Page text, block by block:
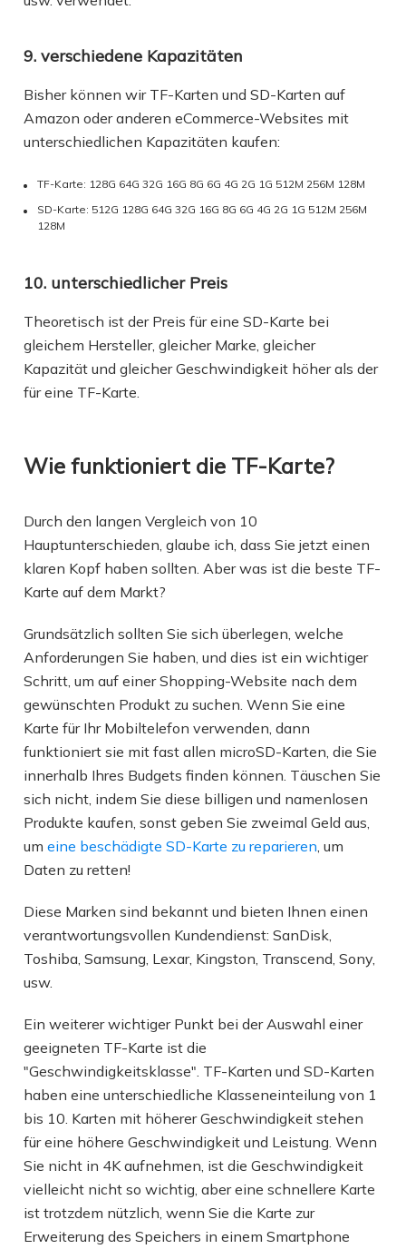
9. verschiedene Kapazitäten
Bisher können wir TF-Karten und SD-Karten auf
Amazon oder anderen eCommerce-Websites mit
unterschiedlichen Kapazitäten kaufen:
TF-Karte: 128G 64G 32G 16G 8G 6G 4G 2G 1G 512M 256M 128M
SD-Karte: 512G 128G 64G 32G 16G 8G 6G 4G 2G 1G 512M 256M
128M
10. unterschiedlicher Preis
Theoretisch ist der Preis für eine SD-Karte bei
gleichem Hersteller, gleicher Marke, gleicher
Kapazität und gleicher Geschwindigkeit höher als der
für eine TF-Karte.
Wie funktioniert die TF-Karte?
Durch den langen Vergleich von 10
Hauptunterschieden, glaube ich, dass Sie jetzt einen
klaren Kopf haben sollten. Aber was ist die beste TF-
Karte auf dem Markt?
Grundsätzlich sollten Sie sich überlegen, welche
Anforderungen Sie haben, und dies ist ein wichtiger
Schritt, um auf einer Shopping-Website nach dem
gewünschten Produkt zu suchen. Wenn Sie eine
Karte für Ihr Mobiltelefon verwenden, dann
funktioniert sie mit fast allen microSD-Karten, die Sie
innerhalb Ihres Budgets finden können. Täuschen Sie
sich nicht, indem Sie diese billigen und namenlosen
Produkte kaufen, sonst geben Sie zweimal Geld aus,
umeine beschädigte SD-Karte zu reparieren , um
Daten zu retten!
Diese Marken sind bekannt und bieten Ihnen einen
verantwortungsvollen Kundendienst: SanDisk,
Toshiba, Samsung, Lexar, Kingston, Transcend, Sony,
usw.
Ein weiterer wichtiger Punkt bei der Auswahl einer
geeigneten TF-Karte ist die
"Geschwindigkeitsklasse". TF-Karten und SD-Karten
haben eine unterschiedliche Klasseneinteilung von 1
bis 10. Karten mit höherer Geschwindigkeit stehen
für eine höhere Geschwindigkeit und Leistung. Wenn
Sie nicht in 4K aufnehmen, ist die Geschwindigkeit
vielleicht nicht so wichtig, aber eine schnellere Karte
ist trotzdem nützlich, wenn Sie die Karte zur
Erweiterung des Speichers in einem Smartphone